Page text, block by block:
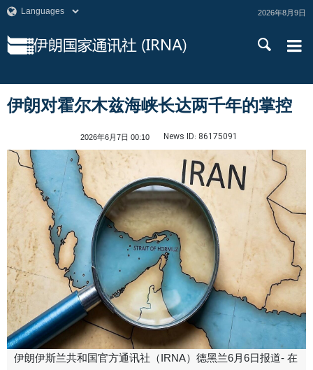
2026年8月9日
伊朗对霍尔木兹海峡长达两千年的掌控
2026年6月7日 00:10 News ID: 86175091
伊朗伊斯兰共和国官方通讯社（IRNA）德黑兰6月6日报道- 在